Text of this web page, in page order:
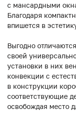
с мансардными
Благодаря
впишется в
Выгодно
своей
установки в них
конвекции с
в конструкции
соответствующие
освобождая место